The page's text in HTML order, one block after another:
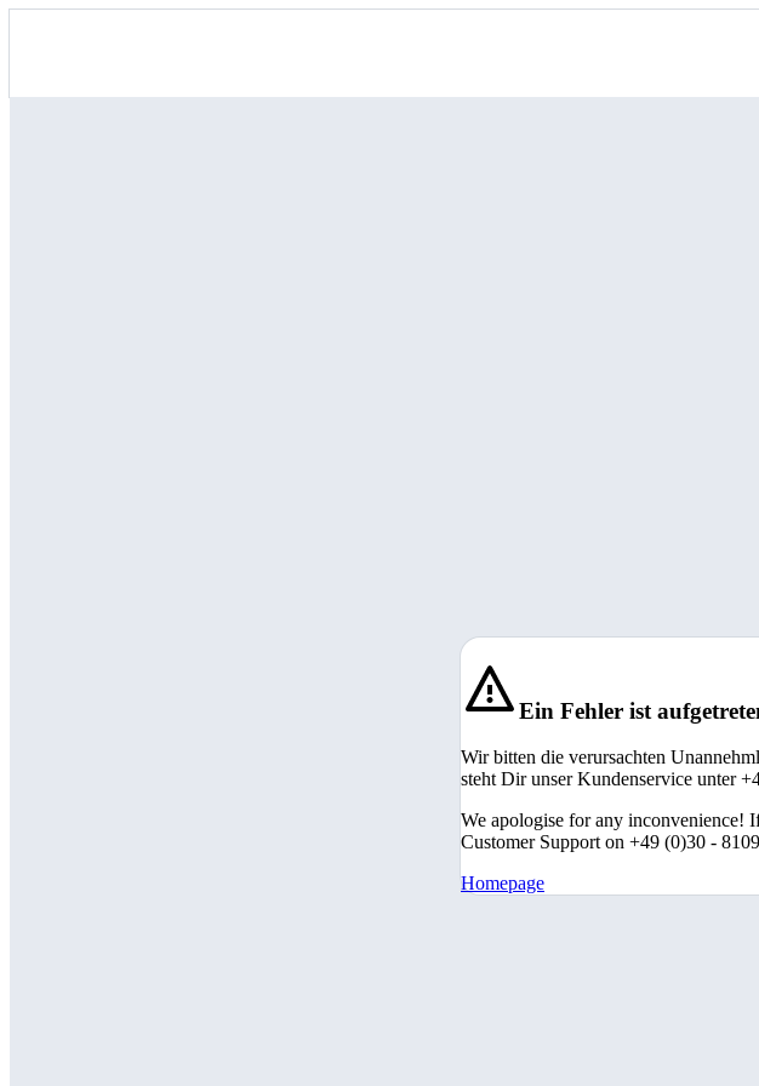
Ein Fehler ist
Wir bitten die verursachten
steht Dir unser Kundenservice unter
We apologise for any inconvenience!
Customer Support on +49 (0)30 -
Homepage